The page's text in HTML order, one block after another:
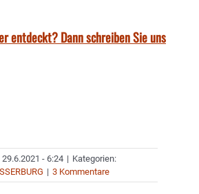
entdeckt? Dann schreiben Sie uns
29.6.2021 - 6:24 | Kategorien:
| 3 Kommentare